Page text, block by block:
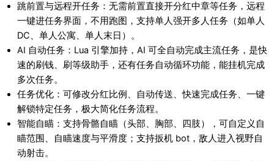
跳前置与远程开任务：无需前置直接开分红中章等任务，远程
一键进任务界面，不用跑图，支持单人强开多人任务（如单人
DC、单人公寓、单人末日）。
AI 自动任务：Lua 引擎加持，AI 可全自动完成主流任务，是快
速的刷钱、刷等级助手，还有任务自动循环功能，能挂机完成
多次任务。
任务优化：可修改分红比例、自动传送、快速完成任务、一键
解锁特定任务，极大简化任务流程。
智能自瞄：支持骨骼自瞄（头部、胸部、四肢），可自定义自
瞄范围、自瞄速度与平滑度；支持扳机 bot，敌人进入视野自
动射击。